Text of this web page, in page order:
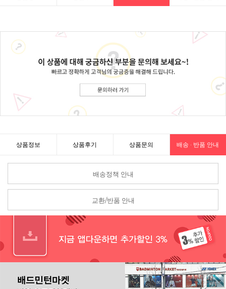
상품정보 상품후기 상품문의 배송 · 반품 안내
배송정책 안내
교환/반품 안내